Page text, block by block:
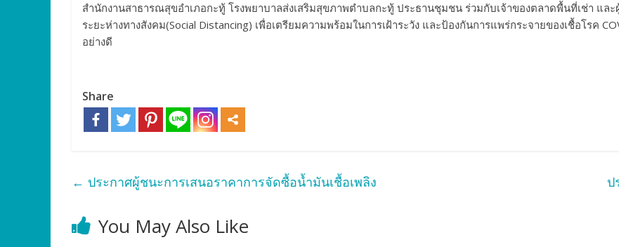
สำนักงานสาธารณสุขอำเภอกะทู้ โรงพยาบาลส่งเสริมสุขภาพตำบลกะทู้ ประธานชุมชน ร่วมกับเจ้าของตลาดพื้นที่เช่า แล
ระยะห่างทางสังคม(Social Distancing) เพื่อเตรียมความพร้อมในการเฝ้าระวัง และป้องกันการแพร่กระจายของเชื้อโรค
อย่างดี
Share
← ประกาศผู้ชนะการเสนอราคาการจัดซื้อน้ำมันเชื้อเพลิง ป
You May Also Like